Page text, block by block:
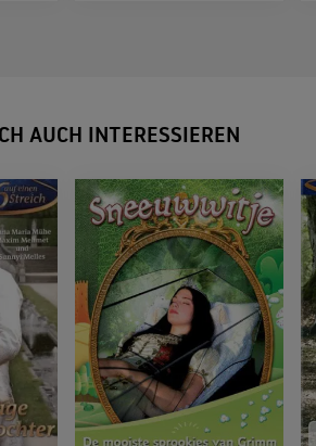
AUCH INTERESSIEREN